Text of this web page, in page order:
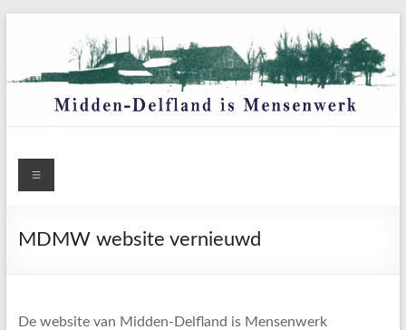
inhoud
Menu
MDMW website vernieuwd
De website van Midden-Delfland is Mensenwerk